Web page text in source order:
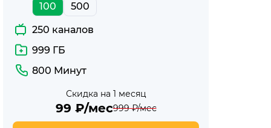
100
500
250 каналов
999 ГБ
800 Минут
Скидка на 1 месяц
99 ₽/мес999₽/мес